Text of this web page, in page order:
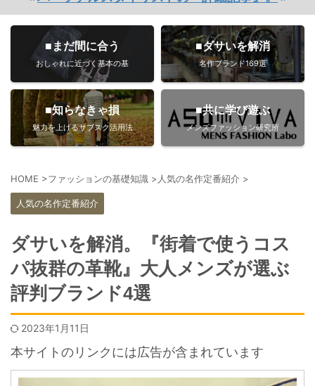
■まだ間に合う
おしゃれに近づく基本の基
■ダサいを解消
名作ブランド169選
■知らなきゃ損
魅力を上げるサブスク活用法
■共に学び遊ぶ
メンズファッション研究所
HOME >ファッションの基礎知識 > 人気の名作定番紹介 >
人気の名作定番紹介
ダサいを解消。『街着で使うコス
パ抜群の革靴』大人メンズが選ぶ
評判ブランド4選
2023年1月11日
本サイトのリンクには広告が含まれています